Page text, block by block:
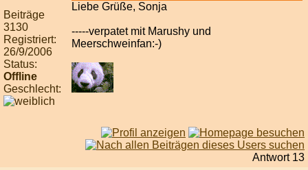
Beiträge
3130
Registriert:
26/9/2006
Status:
Offline
Geschlecht:
Liebe Grüße, Sonja
-----verpatet mit Marushy und
Meerschweinfan:-)
Antwort 13